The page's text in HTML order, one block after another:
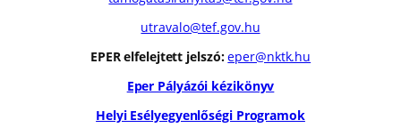
utravalo@tef.gov.hu
EPER elfelejtett jelszó: eper@nktk.hu
Eper Pályázói kézikönyv
Helyi Esélyegyenlőségi Programok